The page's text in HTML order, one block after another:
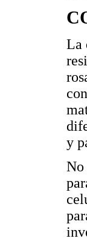
La
y
No